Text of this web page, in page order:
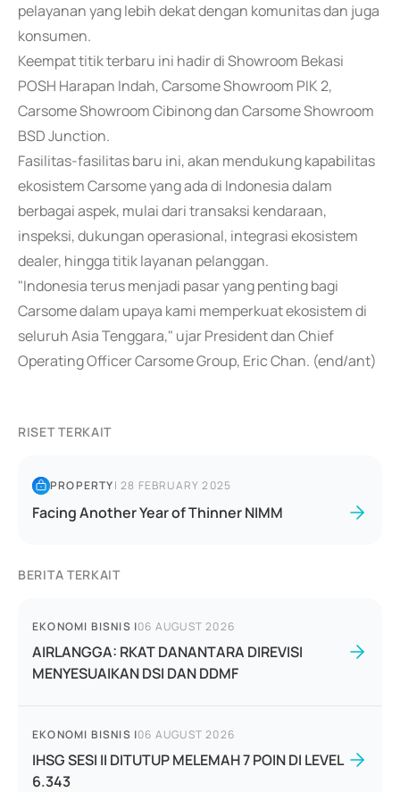
pelayanan yang lebih dekat dengan komunitas dan juga
konsumen.
Keempat titik terbaru ini hadir di Showroom Bekasi
POSH Harapan Indah, Carsome Showroom PIK 2,
Carsome Showroom Cibinong dan Carsome Showroom
BSD Junction.
Fasilitas-fasilitas baru ini, akan mendukung kapabilitas
ekosistem Carsome yang ada di Indonesia dalam
berbagai aspek, mulai dari transaksi kendaraan,
inspeksi, dukungan operasional, integrasi ekosistem
dealer, hingga titik layanan pelanggan.
"Indonesia terus menjadi pasar yang penting bagi
Carsome dalam upaya kami memperkuat ekosistem di
seluruh Asia Tenggara," ujar President dan Chief
Operating Officer Carsome Group, Eric Chan. (end/ant)
RISET TERKAIT
PROPERTY|28 FEBRUARY 2025
Facing Another Year of Thinner NIMM
BERITA TERKAIT
EKONOMI BISNIS |06 AUGUST 2026
AIRLANGGA: RKAT DANANTARA DIREVISI
MENYESUAIKAN DSI DAN DDMF
EKONOMI BISNIS |06 AUGUST 2026
IHSG SESI II DITUTUP MELEMAH 7 POIN DI LEVEL
6.343